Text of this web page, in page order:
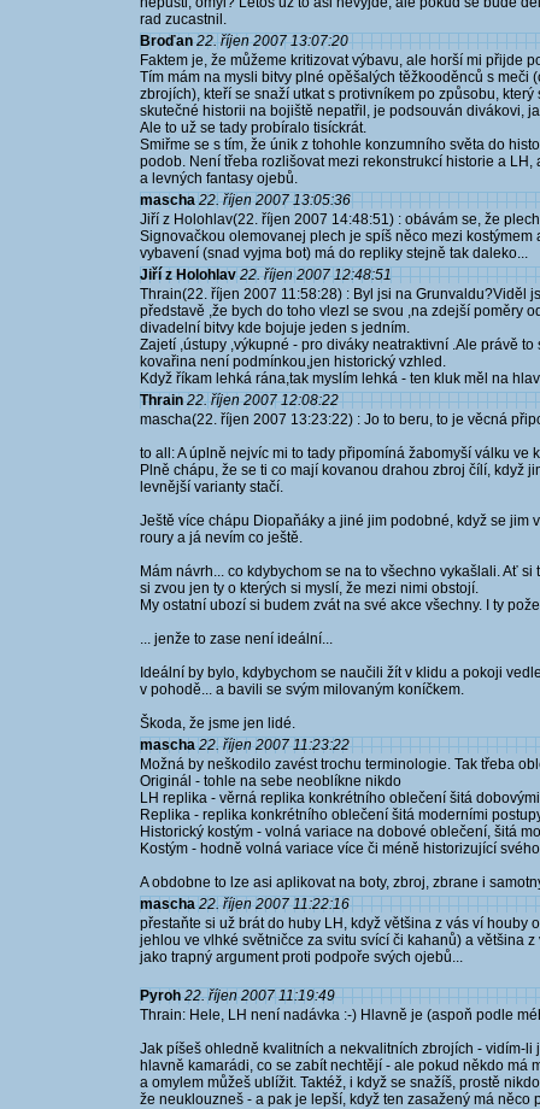
rad zucastnil.
Broďan 22. říjen 2007 13:07:20
Faktem je, že můžeme kritizovat výbavu, ale horší mi přijde
Tím mám na mysli bitvy plné opěšalých těžkooděnců s meči
zbrojích), kteří se snaží utkat s protivníkem po způsobu,
skutečné historii na bojiště nepatřil, je podsouván divákovi,
Ale to už se tady probíralo tisíckrát.
Smiřme se s tím, že únik z tohohle konzumního světa do
podob. Není třeba rozlišovat mezi rekonstrukcí historie a
a levných fantasy ojebů.
mascha 22. říjen 2007 13:05:36
Jiří z Holohlav(22. říjen 2007 14:48:51) : obávám se, že
Signovačkou olemovanej plech je spíš něco mezi
vybavení (snad vyjma bot) má do repliky stejně tak daleko...
Jiří z Holohlav 22. říjen 2007 12:48:51
Thrain(22. říjen 2007 11:58:28) : Byl jsi na Grunvaldu?Viděl
představě ,že bych do toho vlezl se svou ,na zdejší poměry
divadelní bitvy kde bojuje jeden s jedním.
Zajetí ,ústupy ,výkupné - pro diváky neatraktivní .Ale právě
kovařina není podmínkou,jen historický vzhled.
Když říkam lehká rána,tak myslím lehká - ten kluk měl na
Thrain 22. říjen 2007 12:08:22
mascha(22. říjen 2007 13:23:22) : Jo to beru, to je věcná
to all: A úplně nejvíc mi to tady připomíná žabomyší válku ve
Plně chápu, že se ti co mají kovanou drahou zbroj čílí, když
levnější varianty stačí.
Ještě více chápu Diopaňáky a jiné jim podobné, když se jim
roury a já nevím co ještě.
Mám návrh... co kdybychom se na to všechno vykašlali. Ať
si zvou jen ty o kterých si myslí, že mezi nimi obstojí.
My ostatní ubozí si budem zvát na své akce všechny. I ty
... jenže to zase není ideální...
Ideální by bylo, kdybychom se naučili žít v klidu a pokoji
v pohodě... a bavili se svým milovaným koníčkem.
Škoda, že jsme jen lidé.
mascha 22. říjen 2007 11:23:22
Možná by neškodilo zavést trochu terminologie. Tak třeba
Originál - tohle na sebe neoblíkne nikdo
LH replika - věrná replika konkrétního oblečení šitá
Replika - replika konkrétního oblečení šitá moderními
Historický kostým - volná variace na dobové oblečení, šitá
Kostým - hodně volná variace více či méně historizující
A obdobne to lze asi aplikovat na boty, zbroj, zbrane i
mascha 22. říjen 2007 11:22:16
přestaňte si už brát do huby LH, když většina z vás ví houby
jehlou ve vlhké světničce za svitu svící či kahanů) a většina
jako trapný argument proti podpoře svých ojebů...
Pyroh 22. říjen 2007 11:19:49
Thrain: Hele, LH není nadávka :-) Hlavně je (aspoň podle
Jak píšeš ohledně kvalitních a nekvalitních zbrojích - vidím-
hlavně kamarádi, co se zabít nechtějí - ale pokud někdo má
a omylem můžeš ublížit. Taktéž, i když se snažíš, prostě
že neuklouzneš - a pak je lepší, když ten zasažený má něco